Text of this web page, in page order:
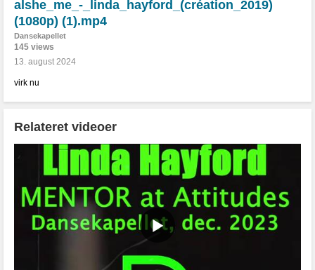
alshe_me_-_linda_hayford_(création_2019)
(1080p) (1).mp4
Dansekapellet
145 views
13. august 2024
virk nu
Relateret videoer